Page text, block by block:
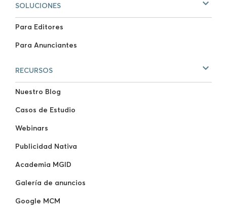
SOLUCIONES
Para Editores
Para Anunciantes
RECURSOS
Nuestro Blog
Casos de Estudio
Webinars
Publicidad Nativa
Academia MGID
Galería de anuncios
Google MCM